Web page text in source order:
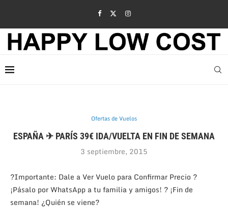
Ofertas de Vuelos
ESPAÑA ✈ PARÍS 39€ IDA/VUELTA EN FIN DE SEMANA
3 septiembre, 2015
?Importante: Dale a Ver Vuelo para Confirmar Precio ?
¡Pásalo por WhatsApp a tu familia y amigos! ? ¡Fin de
semana! ¿Quién se viene?